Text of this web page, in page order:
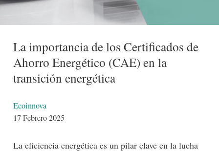
La importancia de los Certificados de
Ahorro Energético (CAE) en la
transición energética
DetallesEcoinnova
17 Febrero 2025
La eficiencia energética es un pilar clave en la lucha